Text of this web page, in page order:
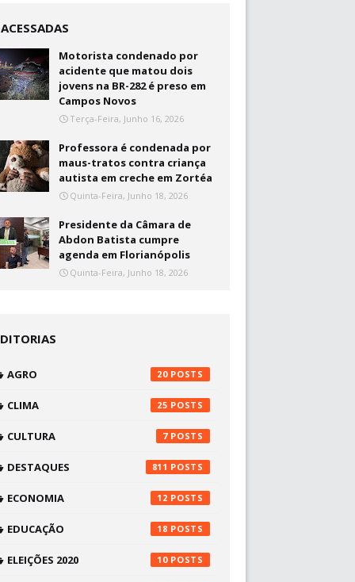
Motorista condenado por
acidente que matou dois
jovens na BR-282 é preso em
Campos Novos
Terça-Feira, Junho 16, 2026
Professora é condenada por
maus-tratos contra criança
autista em creche em Zortéa
Quinta-Feira, Junho 18, 2026
Presidente da Câmara de
Abdon Batista cumpre
agenda em Florianópolis
Quinta-Feira, Junho 18, 2026
AGRO 20
CLIMA 25
CULTURA 7
DESTAQUES 811
ECONOMIA 12
EDUCAÇÃO 18
ELEIÇÕES 2020 10